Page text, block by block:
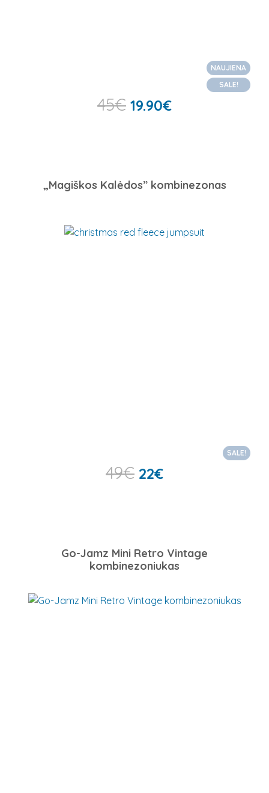
NAUJIENA
SALE!
45€ 19.90€
„Magiškos Kalėdos” kombinezonas
SALE!
49€ 22€
Go-Jamz Mini Retro Vintage
kombinezoniukas